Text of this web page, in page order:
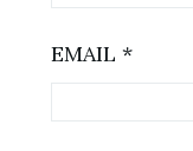
EMAIL *